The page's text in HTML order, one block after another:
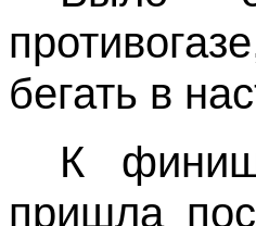
бегать в
К
пришла